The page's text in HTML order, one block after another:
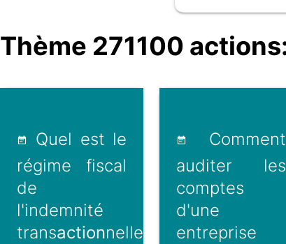
Thème 271100
Quel est le
régime fiscal
de
l'indemnité
transactionnelle
Comment
auditer les
comptes
d'une
entreprise